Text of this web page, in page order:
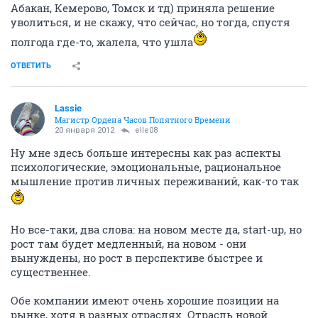
Абакан, Кемерово, Томск и тд) приняла решение
уволиться, и не скажу, что сейчас, но тогда, спустя
полгода где-то, жалела, что ушла
ОТВЕТИТЬ
Lassie
Магистр Ордена Часов Попятного Времени
20 января 2012 elle08
Ну мне здесь больше интересны как раз аспекты
психологические, эмоциональные, рациональное
мышление против личных переживаний, как-то так
Но все-таки, два слова: на новом месте да, start-up, но
рост там будет медленный, на новом - они
вынуждены, но рост в перспективе быстрее и
существеннее.
Обе компании имеют очень хорошие позиции на
рынке, хотя в разных отраслях. Отрасль новой